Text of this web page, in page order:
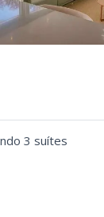
3 suítes